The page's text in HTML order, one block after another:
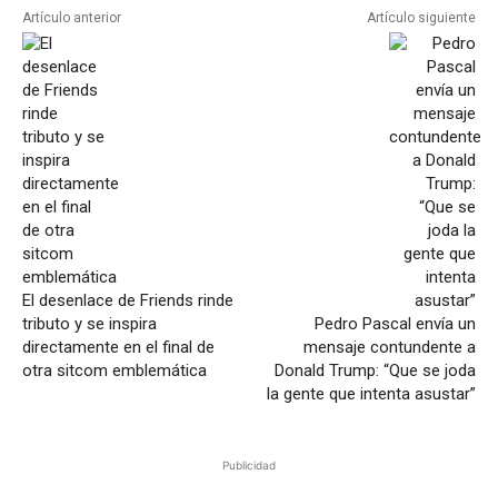
Artículo anterior
El desenlace de Friends rinde
tributo y se inspira
directamente en el final de
otra sitcom emblemática
Artículo siguiente
Pedro Pascal envía un
mensaje contundente a
Donald Trump: “Que se joda
la gente que intenta asustar”
Publicidad